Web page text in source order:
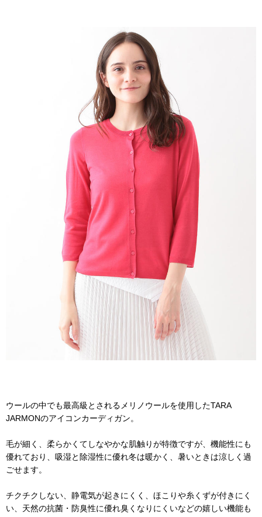
ウールの中でも最高級とされるメリノウールを使用したTARA
JARMONのアイコンカーディガン。
毛が細く、柔らかくてしなやかな肌触りが特徴ですが、機能性にも
優れており、吸湿と除湿性に優れ冬は暖かく、暑いときは涼しく過
ごせます。
チクチクしない、静電気が起きにくく、ほこりや糸くずが付きにく
い、天然の抗菌・防臭性に優れ臭くなりにくいなどの嬉しい機能も